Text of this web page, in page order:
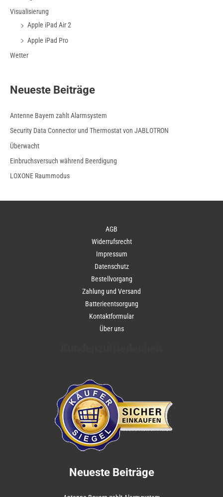
Visualisierung
Apple iPad Air 2
Apple iPad Pro
Wetter
Neueste Beiträge
Antenne Bayern zahlt Alarmsystem
Security Data Connector und Thermostat von JABLOTRON
Überwacht
Einbruchsversuch während Beerdigung
LOXONE Raummodus
AGB
Widerrufsrecht
Impressum
Datenschutz
Bestellvorgang
Zahlung und Versand
Batterieentsorgung
Kontaktformular
Über uns
Neueste Beiträge